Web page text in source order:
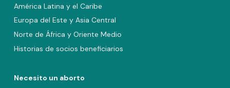
América Latina y el Caribe
Europa del Este y Asia Central
Norte de África y Oriente Medio
Historias de socios beneficiarios
Necesito un aborto